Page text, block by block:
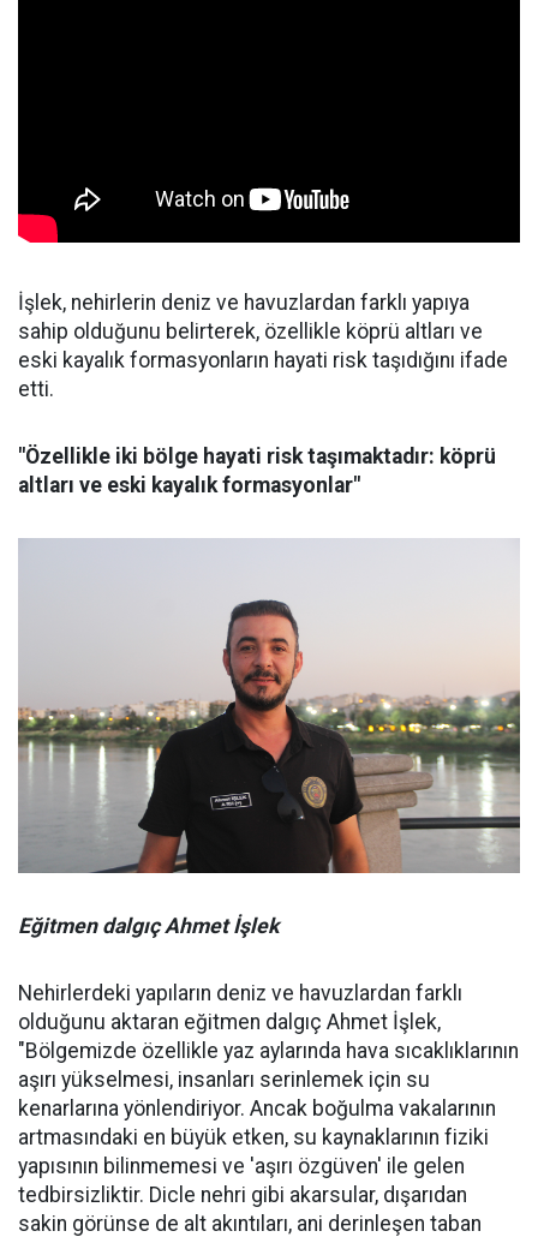
İşlek, nehirlerin deniz ve havuzlardan farklı yapıya
sahip olduğunu belirterek, özellikle köprü altları ve
eski kayalık formasyonların hayati risk taşıdığını ifade
etti.
"Özellikle iki bölge hayati risk taşımaktadır: köprü
altları ve eski kayalık formasyonlar"
Eğitmen dalgıç Ahmet İşlek
Nehirlerdeki yapıların deniz ve havuzlardan farklı
olduğunu aktaran eğitmen dalgıç Ahmet İşlek,
"Bölgemizde özellikle yaz aylarında hava sıcaklıklarının
aşırı yükselmesi, insanları serinlemek için su
kenarlarına yönlendiriyor. Ancak boğulma vakalarının
artmasındaki en büyük etken, su kaynaklarının fiziki
yapısının bilinmemesi ve 'aşırı özgüven' ile gelen
tedbirsizliktir. Dicle nehri gibi akarsular, dışarıdan
sakin görünse de alt akıntıları, ani derinleşen taban